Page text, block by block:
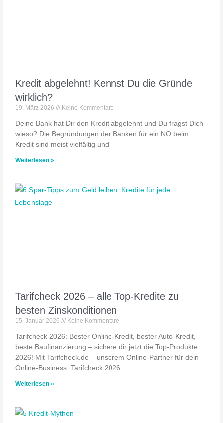
Kredit abgelehnt! Kennst Du die Gründe
wirklich?
19. März 2026 Keine Kommentare
Deine Bank hat Dir den Kredit abgelehnt und Du fragst Dich
wieso? Die Begründungen der Banken für ein NO beim
Kredit sind meist vielfältig und
Weiterlesen »
Tarifcheck 2026 – alle Top-Kredite zu
besten Zinskonditionen
15. Januar 2026 Keine Kommentare
Tarifcheck 2026: Bester Online-Kredit, bester Auto-Kredit,
beste Baufinanzierung – sichere dir jetzt die Top-Produkte
2026! Mit Tarifcheck.de – unserem Online-Partner für dein
Online-Business. Tarifcheck 2026
Weiterlesen »